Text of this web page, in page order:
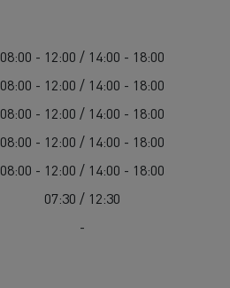
08:00 - 12:00 / 14:00 - 18:00
08:00 - 12:00 / 14:00 - 18:00
08:00 - 12:00 / 14:00 - 18:00
08:00 - 12:00 / 14:00 - 18:00
08:00 - 12:00 / 14:00 - 18:00
07:30 / 12:30
-